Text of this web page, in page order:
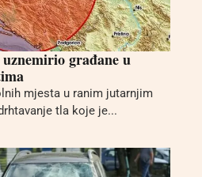
građane u
mjesta u ranim jutarnjim
tla koje je...